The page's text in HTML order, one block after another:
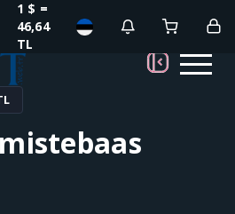
1 $ =
46,64
TL